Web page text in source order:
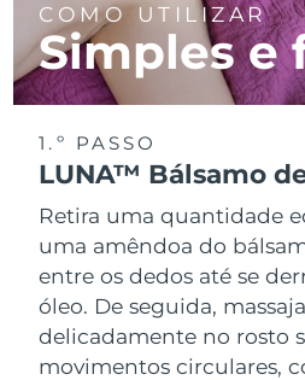
COMO UTILIZAR
Simples e
1.º PASSO
LUNA™ Bálsamo
Retira uma quantidade
uma amêndoa do
entre os dedos até se
óleo. De seguida, massaja
delicadamente no rosto
movimentos circulares,